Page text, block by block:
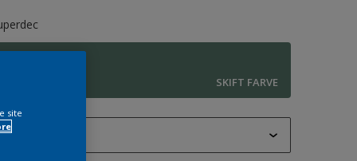
SKIFT FARVE
1L
site